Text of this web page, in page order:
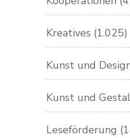
Kreatives (1.025)
Kunst und
Kunst und
Leseförderung